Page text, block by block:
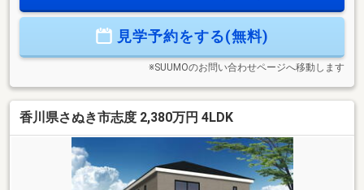
入も可能です。数ある融資機関からお客様に最適な融資先の
見学予約をする(無料)
※SUUMOのお問い合わせページへ移動します
香川県さぬき市志度 2,380万円 4LDK